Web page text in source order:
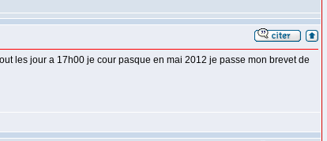
les jour a 17h00 je cour pasque en mai 2012 je passe mon brevet de